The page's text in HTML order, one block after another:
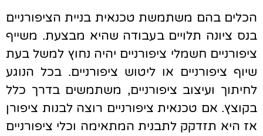
הכלים בהם משתמשת טכנאית בניית הציפורניים
בנס ציונה תלויים בעבודה שהיא מבצעת. משייף
ציפורניים חשמלי ציפורניים יהיה נחוץ למשל בעת
שיוף ציפורניים או ליטוש ציפורניים. בכל הנוגע
לחיתוך ועיצוב ציפורניים, משתמשים בדרך כלל
בקוצץ. אם טכנאית ציפורניים רוצה לבנות ציפורן
אז היא תזדקק לתבנית המתאימה וכלי ציפורניים